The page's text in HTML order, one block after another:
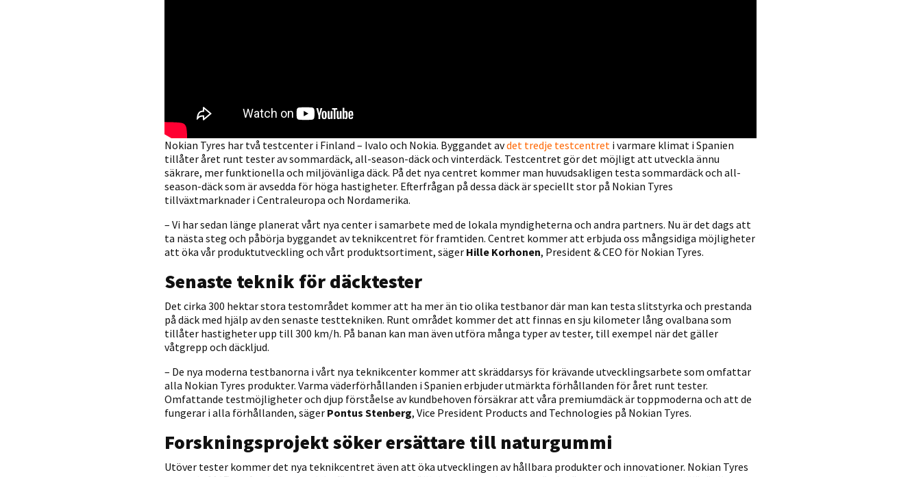
Nokian Tyres har två testcenter i Finland – Ivalo och Nokia. Byggandet avdet tredje testcentreti varmare klimat i Spanien
tillåter året runt tester av sommardäck, all-season-däck och vinterdäck. Testcentret gör det möjligt att utveckla ännu
säkrare, mer funktionella och miljövänliga däck. På det nya centret kommer man huvudsakligen testa sommardäck och all-
season-däck som är avsedda för höga hastigheter. Efterfrågan på dessa däck är speciellt stor på Nokian Tyres
tillväxtmarknader i Centraleuropa och Nordamerika.
– Vi har sedan länge planerat vårt nya center i samarbete med de lokala myndigheterna och andra partners. Nu är det dags att
ta nästa steg och påbörja byggandet av teknikcentret för framtiden. Centret kommer att erbjuda oss mångsidiga möjligheter
att öka vår produktutveckling och vårt produktsortiment, säger Hille Korhonen, President & CEO för Nokian Tyres.
Senaste teknik för däcktester
Det cirka 300 hektar stora testområdet kommer att ha mer än tio olika testbanor där man kan testa slitstyrka och prestanda
på däck med hjälp av den senaste testtekniken. Runt området kommer det att finnas en sju kilometer lång ovalbana som
tillåter hastigheter upp till 300 km/h. På banan kan man även utföra många typer av tester, till exempel när det gäller
våtgrepp och däckljud.
– De nya moderna testbanorna i vårt nya teknikcenter kommer att skräddarsys för krävande utvecklingsarbete som omfattar
alla Nokian Tyres produkter. Varma väderförhållanden i Spanien erbjuder utmärkta förhållanden för året runt tester.
Omfattande testmöjligheter och djup förståelse av kundbehoven försäkrar att våra premiumdäck är toppmoderna och att de
fungerar i alla förhållanden, säger Pontus Stenberg, Vice President Products and Technologies på Nokian Tyres.
Forskningsprojekt söker ersättare till naturgummi
Utöver tester kommer det nya teknikcentret även att öka utvecklingen av hållbara produkter och innovationer. Nokian Tyres